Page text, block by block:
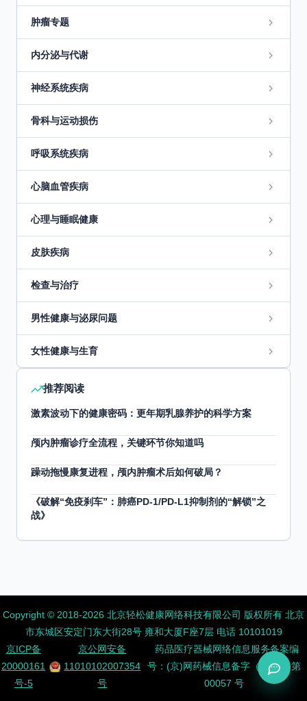
肿瘤专题
内分泌与代谢
神经系统疾病
骨科与运动损伤
呼吸系统疾病
心脑血管疾病
心理与睡眠健康
皮肤疾病
检查与治疗
男性健康与泌尿问题
女性健康与生育
推荐阅读
激素波动下的健康密码：更年期乳腺养护的科学方案
颅内肿瘤诊疗全流程，关键环节你知道吗
躁动拖慢康复进程，颅内肿瘤术后如何破局？
《破解“免疫刹车”：肺癌PD-1/PD-L1抑制剂的“解锁”之
战》
Copyright ©️ 2018-2026 北京轻松健康网络科技有限公司 版权所有 北京
市东城区安定门东大街28号 雍和大厦F座7层 电话 10101019
京ICP备
20000161
号-5
京公网安备
11010102007354
号
药品医疗器械网络信息服务备案编
号：(京)网药械信息备字（2026）第
00057 号